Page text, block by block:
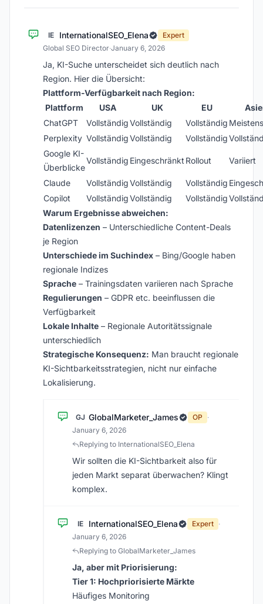
IE InternationalSEO_Elena
Expert
Global SEO Director·January 6, 2026
Ja, KI-Suche unterscheidet sich deutlich nach
Region. Hier die Übersicht:
Plattform-Verfügbarkeit nach Region:
Plattform
USA UK EU
ChatGPT
VollständigVollständig Vollständig Meistens
Perplexity VollständigVollständig Vollständig
Google KI-
Überblicke
Vollständig Eingeschränkt Rollout Variiert
Claude VollständigVollständig Vollständig
Copilot
VollständigVollständig Vollständig
Warum Ergebnisse abweichen:
Datenlizenzen – Unterschiedliche Content-Deals
je Region
Unterschiede im Suchindex – Bing/Google haben
regionale Indizes
Sprache – Trainingsdaten variieren nach Sprache
Regulierungen – GDPR etc. beeinflussen die
Verfügbarkeit
Lokale Inhalte – Regionale Autoritätssignale
unterschiedlich
Strategische Konsequenz: Man braucht regionale
KI-Sichtbarkeitsstrategien, nicht nur einfache
Lokalisierung.
GJ GlobalMarketer_James OP
·
January 6, 2026
Replying to InternationalSEO_Elena
Wir sollten die KI-Sichtbarkeit also für
jeden Markt separat überwachen? Klingt
komplex.
IE InternationalSEO_Elena Expert ·
January 6, 2026
Replying to GlobalMarketer_James
Ja, aber mit Priorisierung:
Tier 1: Hochpriorisierte Märkte
Häufiges Monitoring